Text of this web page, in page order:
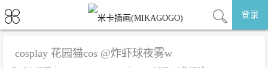
登录
cosplay 花园猫cos @炸虾球夜雾w